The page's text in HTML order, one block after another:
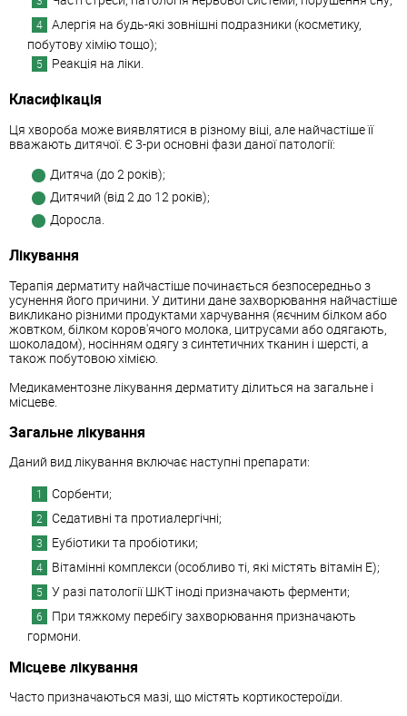
Алергія на будь-які зовнішні подразники (косметику,
побутову хімію тощо);
Реакція на ліки.
Класифікація
Ця хвороба може виявлятися в різному віці, але найчастіше її
вважають дитячої. Є 3-ри основні фази даної патології:
Дитяча (до 2 років);
Дитячий (від 2 до 12 років);
Доросла.
Лікування
Терапія дерматиту найчастіше починається безпосередньо з
усунення його причини. У дитини дане захворювання найчастіше
викликано різними продуктами харчування (яєчним білком або
жовтком, білком коров'ячого молока, цитрусами або одягають,
шоколадом), носінням одягу з синтетичних тканин і шерсті, а
також побутовою хімією.
Медикаментозне лікування дерматиту ділиться на загальне і
місцеве.
Загальне лікування
Даний вид лікування включає наступні препарати:
Сорбенти;
Седативні та протиалергічні;
Еубіотики та пробіотики;
Вітамінні комплекси (особливо ті, які містять вітамін Е);
У разі патології ШКТ іноді призначають ферменти;
При тяжкому перебігу захворювання призначають
гормони.
Місцеве лікування
Часто призначаються мазі, що містять кортикостероїди.